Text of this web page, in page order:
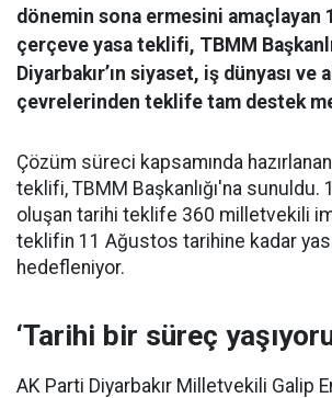
dönemin sona ermesini amaçlayan
çerçeve yasa teklifi, TBMM
Diyarbakır’ın siyaset, iş dünyası ve
çevrelerinden teklife tam destek
Çözüm süreci kapsamında
teklifi, TBMM Başkanlığı'na sunuldu.
oluşan tarihi teklife 360 milletvekili
teklifin 11 Ağustos tarihine kadar
hedefleniyor.
‘Tarihi bir süreç
AK Parti Diyarbakır Milletvekili Galip